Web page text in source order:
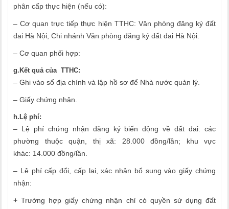
phân cấp thực hiện (nếu có):
– Cơ quan trực tiếp thực hiện TTHC: Văn phòng đăng ký đất
đai Hà Nội, Chi nhánh Văn phòng đăng ký đất đai Hà Nội.
– Cơ quan phối hợp:
g.Kết quả của TTHC:
– Ghi vào sổ địa chính và lập hồ sơ để Nhà nước quản lý.
– Giấy chứng nhận.
h.Lệ phí:
– Lệ phí chứng nhận đăng ký biến động về đất đai: các
phường thuộc quận, thị xã: 28.000 đồng/lần; khu vực
khác: 14.000 đồng/lần.
– Lệ phí cấp đổi, cấp lại, xác nhận bổ sung vào giấy chứng
nhận:
+ Trường hợp giấy chứng nhận chỉ có quyền sử dụng đất